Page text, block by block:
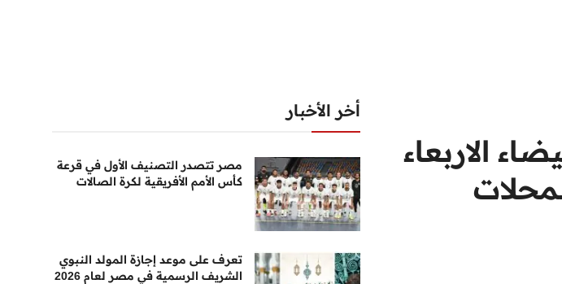
الاربعاء
المحلات
أخر الأخبار
مصر تتصدر التصنيف الأول في قرعة
كأس الأمم الأفريقية لكرة الصالات
تعرف على موعد إجازة المولد النبوي
الشريف الرسمية في مصر لعام 2026